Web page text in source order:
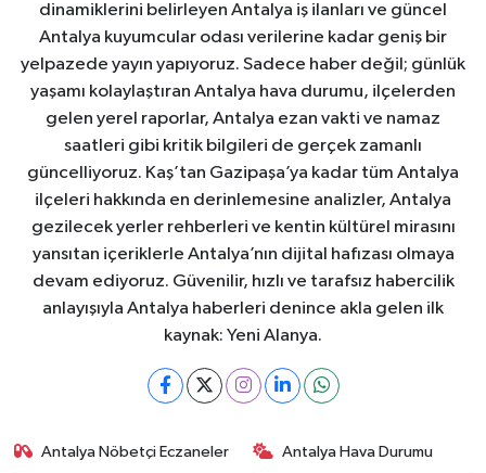
dinamiklerini belirleyen Antalya iş ilanları ve güncel
Antalya kuyumcular odası verilerine kadar geniş bir
yelpazede yayın yapıyoruz. Sadece haber değil; günlük
yaşamı kolaylaştıran Antalya hava durumu, ilçelerden
gelen yerel raporlar, Antalya ezan vakti ve namaz
saatleri gibi kritik bilgileri de gerçek zamanlı
güncelliyoruz. Kaş’tan Gazipaşa’ya kadar tüm Antalya
ilçeleri hakkında en derinlemesine analizler, Antalya
gezilecek yerler rehberleri ve kentin kültürel mirasını
yansıtan içeriklerle Antalya’nın dijital hafızası olmaya
devam ediyoruz. Güvenilir, hızlı ve tarafsız habercilik
anlayışıyla Antalya haberleri denince akla gelen ilk
kaynak: Yeni Alanya.
Antalya Nöbetçi Eczaneler Antalya Hava Durumu